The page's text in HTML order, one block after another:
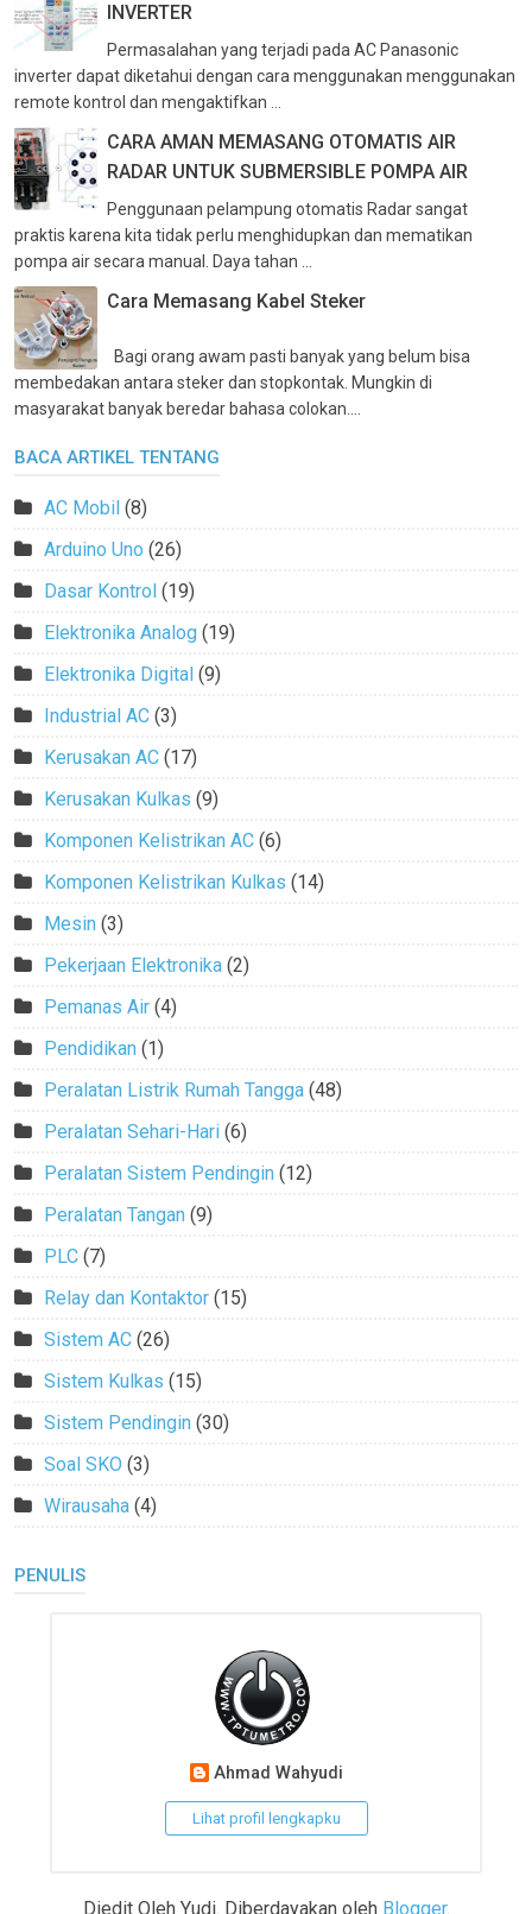
INVERTER
Permasalahan yang terjadi pada AC Panasonic
inverter dapat diketahui dengan cara menggunakan menggunakan
remote kontrol dan mengaktifkan ...
CARA AMAN MEMASANG OTOMATIS AIR
RADAR UNTUK SUBMERSIBLE POMPA AIR
Penggunaan pelampung otomatis Radar sangat
praktis karena kita tidak perlu menghidupkan dan mematikan
pompa air secara manual. Daya tahan ...
Cara Memasang Kabel Steker
Bagi orang awam pasti banyak yang belum bisa
membedakan antara steker dan stopkontak. Mungkin di
masyarakat banyak beredar bahasa colokan....
BACA ARTIKEL TENTANG
AC Mobil (8)
Arduino Uno (26)
Dasar Kontrol (19)
Elektronika Analog (19)
Elektronika Digital (9)
Industrial AC (3)
Kerusakan AC (17)
Kerusakan Kulkas (9)
Komponen Kelistrikan AC (6)
Komponen Kelistrikan Kulkas (14)
Mesin (3)
Pekerjaan Elektronika (2)
Pemanas Air (4)
Pendidikan (1)
Peralatan Listrik Rumah Tangga (48)
Peralatan Sehari-Hari (6)
Peralatan Sistem Pendingin (12)
Peralatan Tangan (9)
PLC (7)
Relay dan Kontaktor (15)
Sistem AC (26)
Sistem Kulkas (15)
Sistem Pendingin (30)
Soal SKO (3)
Wirausaha (4)
PENULIS
Ahmad Wahyudi
Lihat profil lengkapku
Diedit Oleh Yudi. Diberdayakan oleh Blogger.